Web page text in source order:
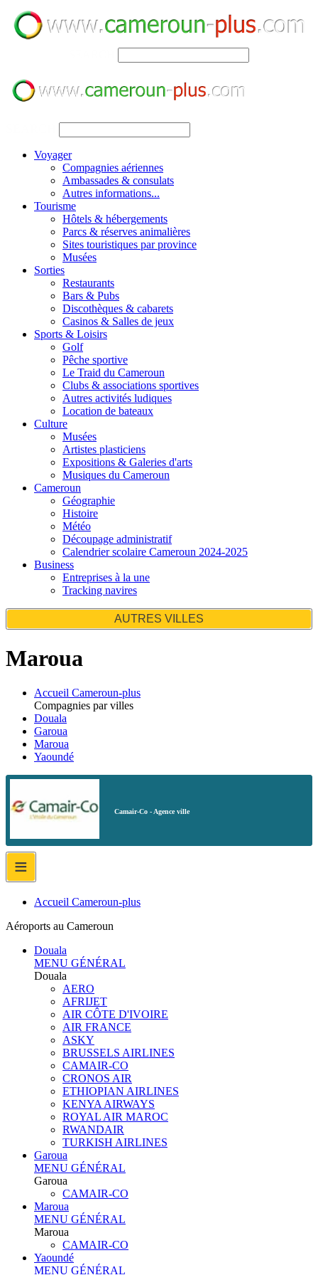
Voyager
Compagnies aériennes
Ambassades & consulats
Autres informations...
Tourisme
Hôtels & hébergements
Parcs & réserves animalières
Sites touristiques par province
Musées
Sorties
Restaurants
Bars & Pubs
Discothèques & cabarets
Casinos & Salles de jeux
Sports & Loisirs
Golf
Pêche sportive
Le Traid du Cameroun
Clubs & associations sportives
Autres activités ludiques
Location de bateaux
Culture
Musées
Artistes plasticiens
Expositions & Galeries d'arts
Musiques du Cameroun
Cameroun
Géographie
Histoire
Météo
Découpage administratif
Calendrier scolaire Cameroun 2024-2025
Business
Entreprises à la une
Tracking navires
AUTRES VILLES
Maroua
Accueil Cameroun-plus
Compagnies par villes
Douala
Garoua
Maroua
Yaoundé
Camair-Co - Agence ville
≡
Accueil Cameroun-plus
Aéroports au Cameroun
Douala
MENU GÉNÉRAL
Douala
AERO
AFRIJET
AIR CÔTE D'IVOIRE
AIR FRANCE
ASKY
BRUSSELS AIRLINES
CAMAIR-CO
CRONOS AIR
ETHIOPIAN AIRLINES
KENYA AIRWAYS
ROYAL AIR MAROC
RWANDAIR
TURKISH AIRLINES
Garoua
MENU GÉNÉRAL
Garoua
CAMAIR-CO
Maroua
MENU GÉNÉRAL
Maroua
CAMAIR-CO
Yaoundé
MENU GÉNÉRAL